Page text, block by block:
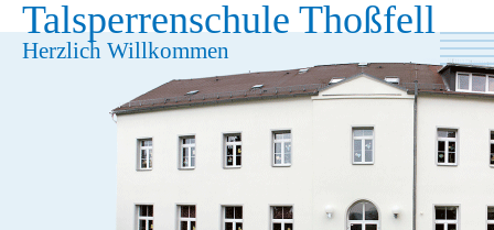
Talsperrenschule Thoßfell
Herzlich Willkommen